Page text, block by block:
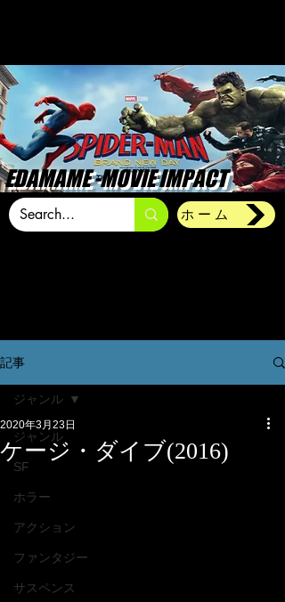
EDAMAME -MOVIE IMPACT
ホーム
記事
ジャンル
SF
ホラー
アクション
ファンタジー
サスペンス
ジャンル
ケージ・ダイブ(2016)
2020年3月23日